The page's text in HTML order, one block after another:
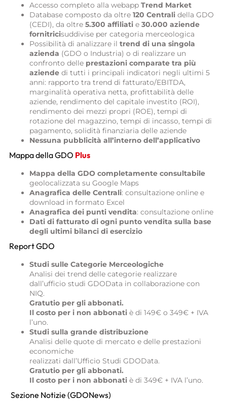
Accesso completo alla webapp Trend Market
Database composto da oltre 120 Centrali della GDO
(CEDI), da oltre 5.300 affiliati e 30.000 aziende
fornitricisuddivise per categoria merceologica
Possibilità di analizzare il trend di una singola
azienda (GDO o Industria) o di realizzare un
confronto delle prestazioni comparate tra più
aziende di tutti i principali indicatori negli ultimi 5
anni: rapporto tra trend di fatturato/EBITDA,
marginalità operativa netta, profittabilità delle
aziende, rendimento del capitale investito (ROI),
rendimento dei mezzi propri (ROE), tempi di
rotazione del magazzino, tempi di incasso, tempi di
pagamento, solidità finanziaria delle aziende
Nessuna pubblicità all’interno dell’applicativo
Mappa della GDO Plus
Mappa della GDO completamente consultabile
geolocalizzata su Google Maps
Anagrafica delle Centrali: consultazione online e
download in formato Excel
Anagrafica dei punti vendita: consultazione online
Dati di fatturato di ogni punto vendita sulla base
degli ultimi bilanci di esercizio
Report GDO
Studi sulle Categorie Merceologiche
Analisi dei trend delle categorie realizzare
dall’ufficio studi GDOData in collaborazione con
NIQ.
Gratutio per gli abbonati.
Il costo per i non abbonati è di 149€ o 349€ + IVA
l’uno.
Studi sulla grande distribuzione
Analisi delle quote di mercato e delle prestazioni
economiche
realizzati dall’Ufficio Studi GDOData.
Gratutio per gli abbonati.
Il costo per i non abbonati è di 349€ + IVA l’uno.
Sezione Notizie (GDONews)